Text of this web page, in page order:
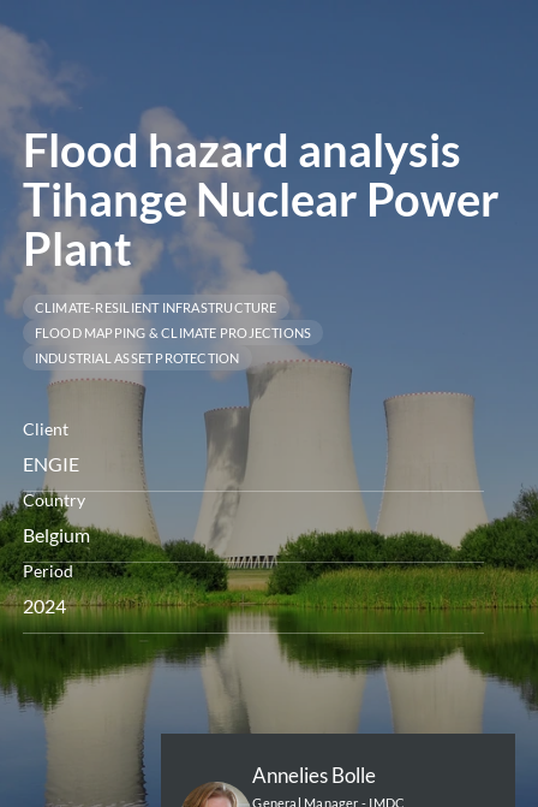
Flood hazard analysis
Tihange Nuclear Power
Plant
CLIMATE-RESILIENT INFRASTRUCTURE
FLOOD MAPPING & CLIMATE PROJECTIONS
INDUSTRIAL ASSET PROTECTION
Client
ENGIE
Country
Belgium
Period
2024
Annelies Bolle
General Manager - IMDC